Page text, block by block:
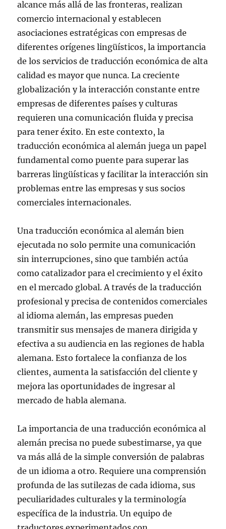
alcance más allá de las fronteras, realizan
comercio internacional y establecen
asociaciones estratégicas con empresas de
diferentes orígenes lingüísticos, la importancia
de los servicios de traducción económica de alta
calidad es mayor que nunca. La creciente
globalización y la interacción constante entre
empresas de diferentes países y culturas
requieren una comunicación fluida y precisa
para tener éxito. En este contexto, la
traducción económica al alemán juega un papel
fundamental como puente para superar las
barreras lingüísticas y facilitar la interacción sin
problemas entre las empresas y sus socios
comerciales internacionales.
Una traducción económica al alemán bien
ejecutada no solo permite una comunicación
sin interrupciones, sino que también actúa
como catalizador para el crecimiento y el éxito
en el mercado global. A través de la traducción
profesional y precisa de contenidos comerciales
al idioma alemán, las empresas pueden
transmitir sus mensajes de manera dirigida y
efectiva a su audiencia en las regiones de habla
alemana. Esto fortalece la confianza de los
clientes, aumenta la satisfacción del cliente y
mejora las oportunidades de ingresar al
mercado de habla alemana.
La importancia de una traducción económica al
alemán precisa no puede subestimarse, ya que
va más allá de la simple conversión de palabras
de un idioma a otro. Requiere una comprensión
profunda de las sutilezas de cada idioma, sus
peculiaridades culturales y la terminología
específica de la industria. Un equipo de